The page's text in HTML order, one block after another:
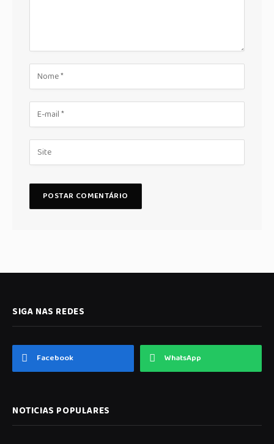
SIGA NAS REDES
Facebook WhatsApp
NOTICIAS POPULARES